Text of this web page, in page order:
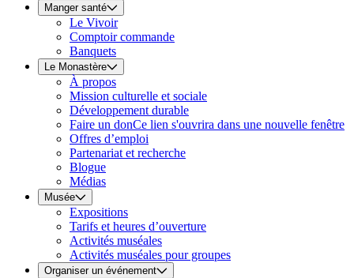
Manger santé
Le Vivoir
Comptoir commande
Banquets
Le Monastère
À propos
Mission culturelle et sociale
Développement durable
Faire un donCe lien s'ouvrira dans une nouvelle fenêtre
Offres d’emploi
Partenariat et recherche
Blogue
Médias
Musée
Expositions
Tarifs et heures d’ouverture
Activités muséales
Activités muséales pour groupes
Organiser un événement